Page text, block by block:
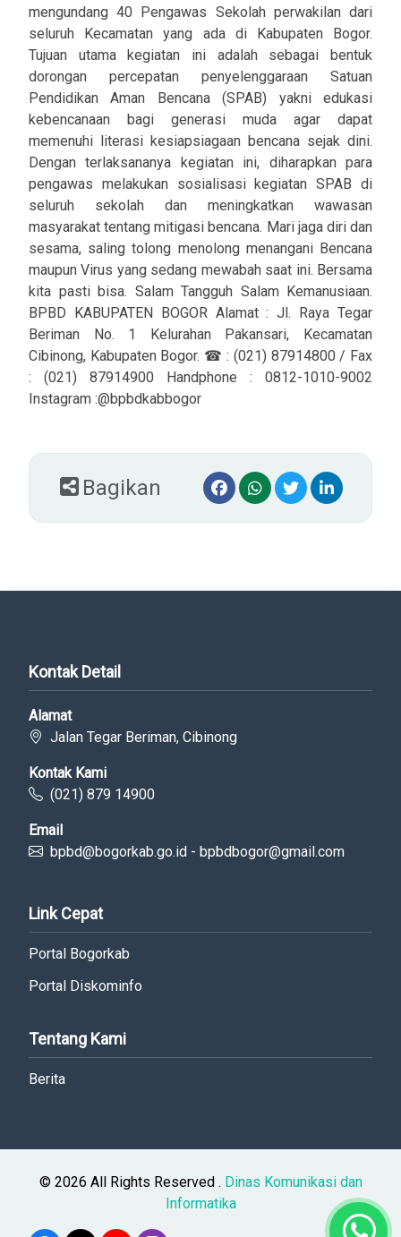
mengundang 40 Pengawas Sekolah perwakilan dari
seluruh Kecamatan yang ada di Kabupaten Bogor.
Tujuan utama kegiatan ini adalah sebagai bentuk
dorongan percepatan penyelenggaraan Satuan
Pendidikan Aman Bencana (SPAB) yakni edukasi
kebencanaan bagi generasi muda agar dapat
memenuhi literasi kesiapsiagaan bencana sejak dini.
Dengan terlaksananya kegiatan ini, diharapkan para
pengawas melakukan sosialisasi kegiatan SPAB di
seluruh sekolah dan meningkatkan wawasan
masyarakat tentang mitigasi bencana. Mari jaga diri dan
sesama, saling tolong menolong menangani Bencana
maupun Virus yang sedang mewabah saat ini. Bersama
kita pasti bisa. Salam Tangguh Salam Kemanusiaan.
BPBD KABUPATEN BOGOR Alamat : Jl. Raya Tegar
Beriman No. 1 Kelurahan Pakansari, Kecamatan
Cibinong, Kabupaten Bogor. ☎ : (021) 87914800 / Fax
: (021) 87914900 Handphone : 0812-1010-9002
Instagram :@bpbdkabbogor
Bagikan
Kontak Detail
Alamat
Jalan Tegar Beriman, Cibinong
Kontak Kami
(021) 879 14900
Email
bpbd@bogorkab.go.id - bpbdbogor@gmail.com
Link Cepat
Portal Bogorkab
Portal Diskominfo
Tentang Kami
Berita
© 2026 All Rights Reserved . Dinas Komunikasi dan
Informatika